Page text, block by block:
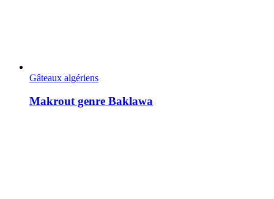
Gâteaux algériens
Makrout genre Baklawa